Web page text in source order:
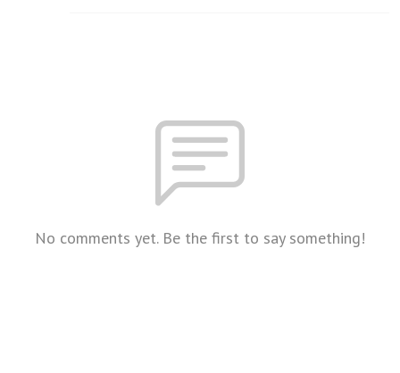
No comments yet. Be the first to say something!